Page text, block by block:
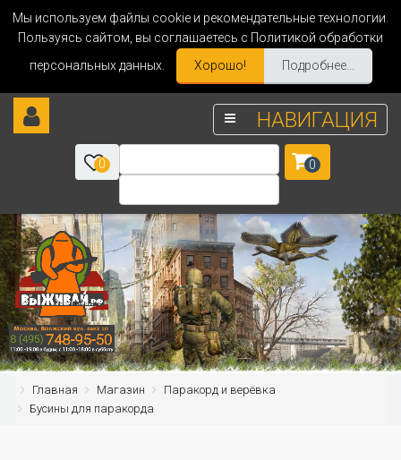
Мы используем файлы cookie и рекомендательные технологии.
Пользуясь сайтом, вы соглашаетесь с Политикой обработки
персональных данных.
Хорошо! Подробнее...
НАВИГАЦИЯ
0 0
Главная Магазин
Паракорд и верёвка
Бусины для паракорда